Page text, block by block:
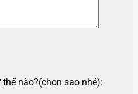
nào?(chọn sao nhé):